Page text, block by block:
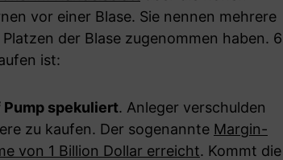
vor einer Blase. Sie nennen mehrere
der Blase zugenommen haben. 6
ist:
Pump spekuliert. Anleger verschulden
zu kaufen. Der sogenannte Margin-
von 1 Billion Dollar erreicht. Kommt die